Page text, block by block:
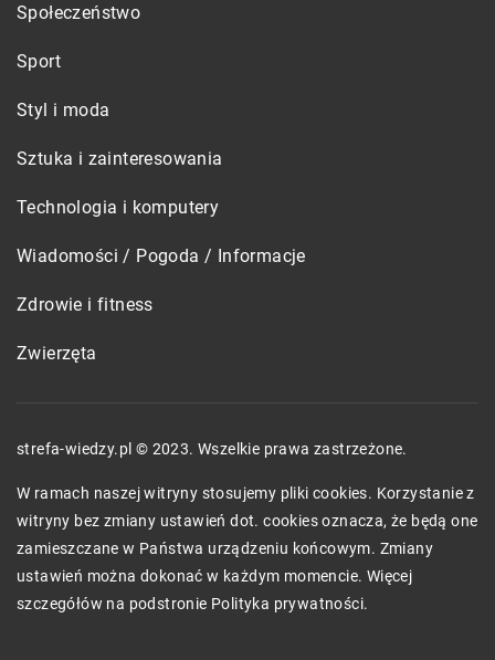
Społeczeństwo
Sport
Styl i moda
Sztuka i zainteresowania
Technologia i komputery
Wiadomości / Pogoda / Informacje
Zdrowie i fitness
Zwierzęta
strefa-wiedzy.pl © 2023. Wszelkie prawa zastrzeżone.
W ramach naszej witryny stosujemy pliki cookies. Korzystanie z
witryny bez zmiany ustawień dot. cookies oznacza, że będą one
zamieszczane w Państwa urządzeniu końcowym. Zmiany
ustawień można dokonać w każdym momencie. Więcej
szczegółów na podstronie Polityka prywatności.